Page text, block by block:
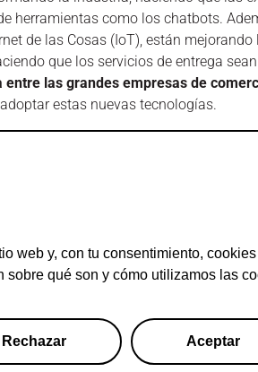
web y, con tu consentimiento,
sobre qué son y cómo utilizamos las
Rechazar Aceptar
herramientas como los chatbots.
de las Cosas (IoT), están
que los servicios de entrega
entre las grandes empresas de
estas nuevas tecnologías.
consumidores están cada vez más
más sostenibles, como reducir
como los productos
completo disponible solo para
Mapa del sitio